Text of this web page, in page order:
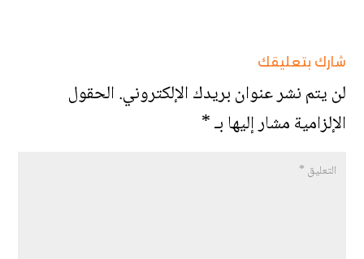
شارك بتعليقك
لن يتم نشر عنوان بريدك الإلكتروني.الحقول
الإلزامية مشار إليها بـ*